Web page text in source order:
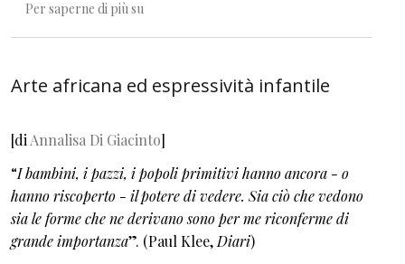
Per saperne di più su
Arte africana ed espressività infantile
[di Annalisa Di Giacinto]
“I bambini, i pazzi, i popoli primitivi hanno ancora - o
hanno riscoperto - il potere di vedere. Sia ciò che vedono
sia le forme che ne derivano sono per me riconferme di
grande importanza”. (Paul Klee, Diari)